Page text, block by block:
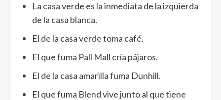
La casa verde es la inmediata de la izquierda
de la casa blanca.
El de la casa verde toma café.
El que fuma Pall Mall cría pájaros.
El de la casa amarilla fuma Dunhill.
El que fuma Blend vive junto al que tiene